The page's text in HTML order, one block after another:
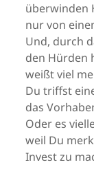
überwinden
nur von
Und, durch
den Hürden
weißt viel
Du triffst
das
Oder es
weil Du
Invest zu